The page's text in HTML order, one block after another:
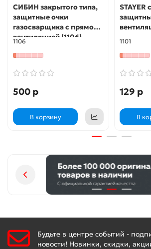
СИБИН закрытого типа,
защитные очки
газосварщика с прямой
вентиляцией (1106)
1106
500 р
В корзину
STAYER
1101
129 р
В
Будьте в центре событий -
новости! Новинки, скидки,